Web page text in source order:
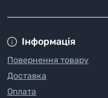
Інформація
Повернення товару
Доставка
Оплата